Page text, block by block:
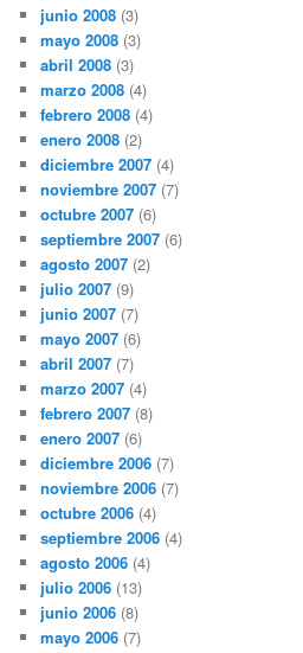
junio 2008 (3)
mayo 2008 (3)
abril 2008 (3)
marzo 2008 (4)
febrero 2008 (4)
enero 2008 (2)
diciembre 2007 (4)
noviembre 2007 (7)
octubre 2007 (6)
septiembre 2007 (6)
agosto 2007 (2)
julio 2007 (9)
junio 2007 (7)
mayo 2007 (6)
abril 2007 (7)
marzo 2007 (4)
febrero 2007 (8)
enero 2007 (6)
diciembre 2006 (7)
noviembre 2006 (7)
octubre 2006 (4)
septiembre 2006 (4)
agosto 2006 (4)
julio 2006 (13)
junio 2006 (8)
mayo 2006 (7)